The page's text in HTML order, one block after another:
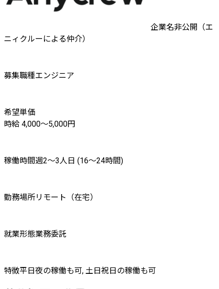
企業名非公開（エ
ニィクルーによる仲介）
募集職種エンジニア
希望単価
時給 4,000〜5,000円
稼働時間週2〜3人日 (16〜24時間)
勤務場所リモート（在宅）
就業形態業務委託
特徴平日夜の稼働も可, 土日祝日の稼働も可